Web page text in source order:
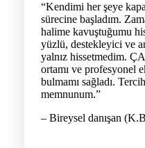
“Kendimi her şeye
sürecine başladım.
halime kavuştuğumu
yüzlü, destekleyici ve
yalnız hissetmedim.
ortamı ve profesyonel
bulmamı sağladı.
memnunum.”
– Bireysel danışan